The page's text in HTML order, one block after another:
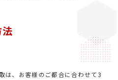
は、お客様のご都合に合わせて3